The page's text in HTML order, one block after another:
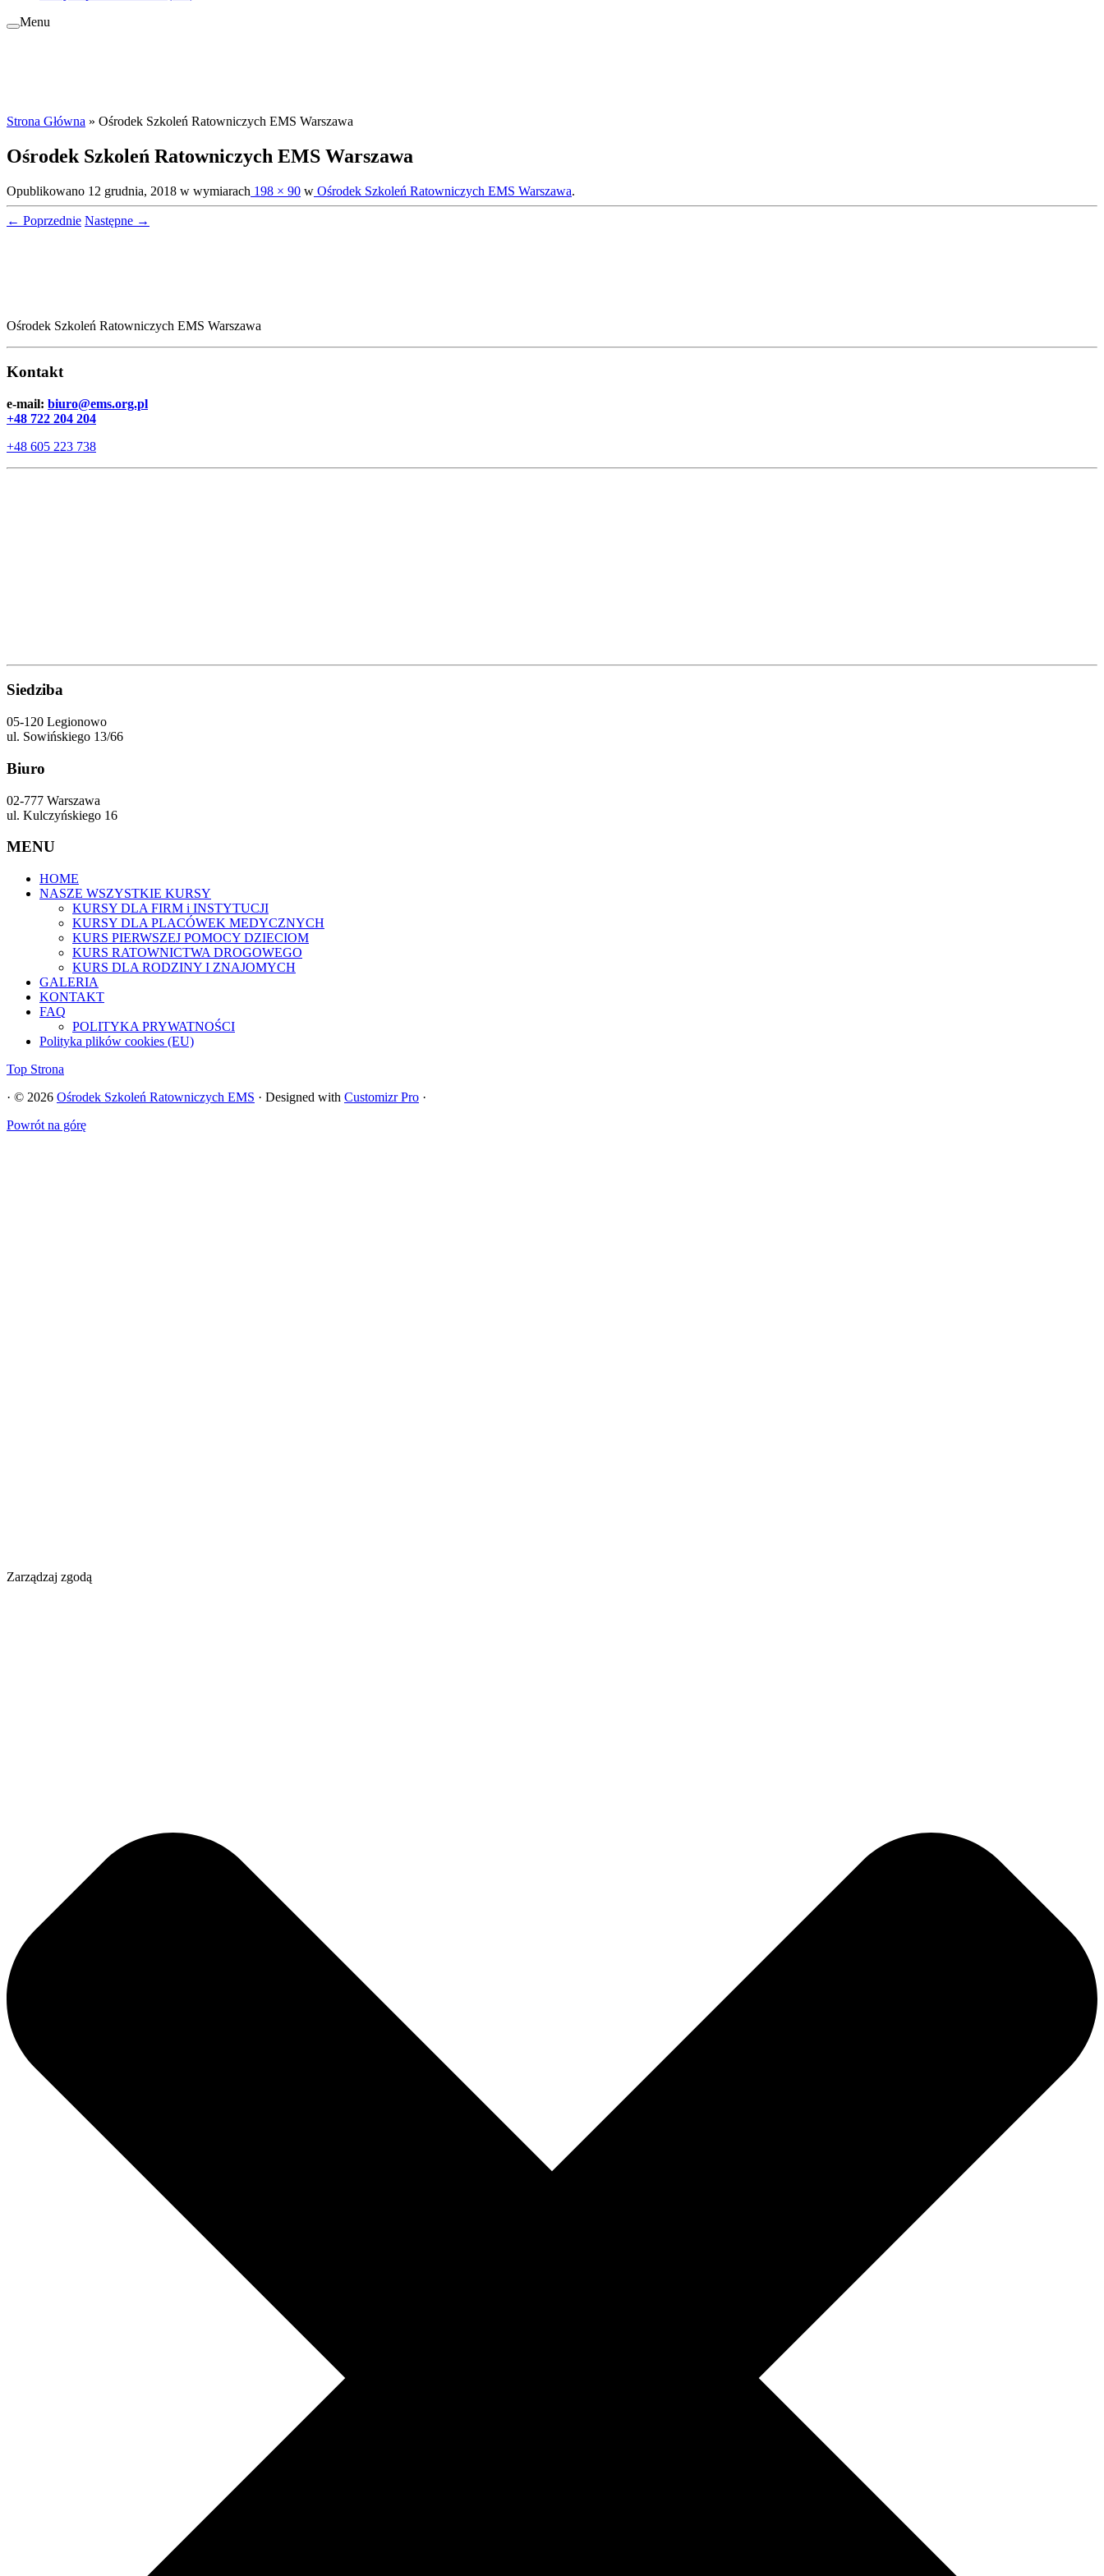
Menu
Strona Główna » Ośrodek Szkoleń Ratowniczych EMS Warszawa
Ośrodek Szkoleń Ratowniczych EMS Warszawa
Opublikowano 12 grudnia, 2018 w wymiarach 198 × 90 w Ośrodek Szkoleń Ratowniczych EMS Warszawa.
← Poprzednie Następne →
Ośrodek Szkoleń Ratowniczych EMS Warszawa
Kontakt
e-mail: biuro@ems.org.pl
+48 722 204 204
+48 605 223 738
Siedziba
05-120 Legionowo
ul. Sowińskiego 13/66
Biuro
02-777 Warszawa
ul. Kulczyńskiego 16
MENU
HOME
NASZE WSZYSTKIE KURSY
KURSY DLA FIRM i INSTYTUCJI
KURSY DLA PLACÓWEK MEDYCZNYCH
KURS PIERWSZEJ POMOCY DZIECIOM
KURS RATOWNICTWA DROGOWEGO
KURS DLA RODZINY I ZNAJOMYCH
GALERIA
KONTAKT
FAQ
POLITYKA PRYWATNOŚCI
Polityka plików cookies (EU)
Top Strona
· © 2026 Ośrodek Szkoleń Ratowniczych EMS · Designed with Customizr Pro ·
Powrót na górę
Zarządzaj zgodą